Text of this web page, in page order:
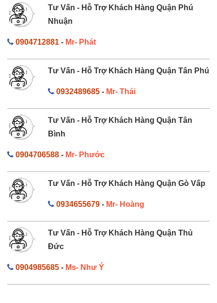
Tư Vấn - Hỗ Trợ Khách Hàng Quận Phú
Nhuận
0904712881 - Mr- Phát
Tư Vấn - Hỗ Trợ Khách Hàng Quận Tân Phú
0932489685- Mr- Thái
Tư Vấn - Hỗ Trợ Khách Hàng Quận Tân
Bình
0904706588 - Mr- Phước
Tư Vấn - Hỗ Trợ Khách Hàng Quận Gò Vấp
0934655679- Mr- Hoàng
Tư Vấn - Hỗ Trợ Khách Hàng Quận Thủ
Đức
0904985685 - Ms- Như Ý